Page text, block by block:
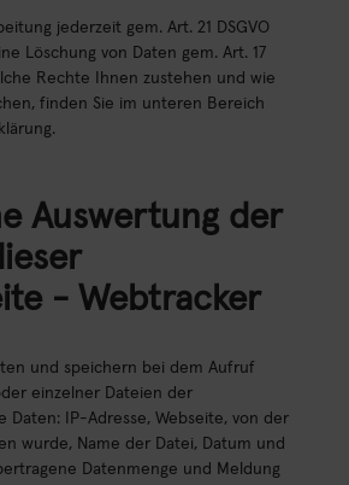
jederzeit gem. Art. 21 DSGVO
Löschung von Daten gem. Art. 17
Rechte Ihnen zustehen und wie
finden Sie im unteren Bereich
Auswertung der
- Webtracker
und speichern bei dem Aufruf
einzelner Dateien der
Daten: IP-Adresse, Webseite, von der
wurde, Name der Datei, Datum und
Datenmenge und Meldung